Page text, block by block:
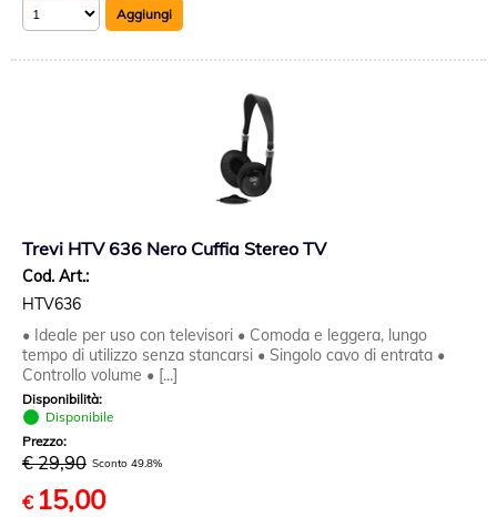
Trevi HTV 636 Nero Cuffia Stereo TV
Cod. Art.:
HTV636
• Ideale per uso con televisori • Comoda e leggera, lungo
tempo di utilizzo senza stancarsi • Singolo cavo di entrata •
Controllo volume • [...]
Disponibilità:
Disponibile
Prezzo:
€ 29,90 Sconto 49.8%
€ 15,00